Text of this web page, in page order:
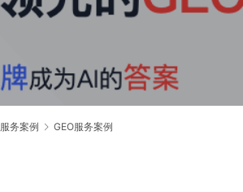
服务案例 GEO服务案例